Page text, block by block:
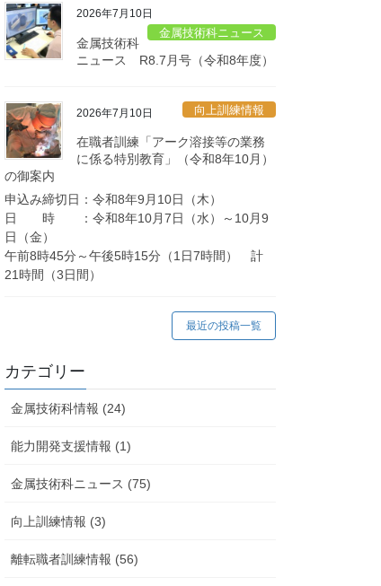
2026年7月10日
金属技術科ニュース
金属技術科
ニュース R8.7月号（令和8年度）
2026年7月10日 向上訓練情報
在職者訓練「アーク溶接等の業務
に係る特別教育」（令和8年10月）
の御案内
申込み締切日：令和8年9月10日（木）
日 時 ：令和8年10月7日（水）～10月9
日（金）
午前8時45分～午後5時15分（1日7時間） 計
21時間（3日間）
最近の投稿一覧
カテゴリー
金属技術科情報 (24)
能力開発支援情報 (1)
金属技術科ニュース (75)
向上訓練情報 (3)
離転職者訓練情報 (56)